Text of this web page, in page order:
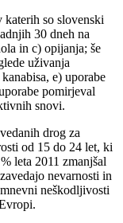
katerih so slovenski
30 dneh na
in c) opijanja; še
uživanja
e) uporabe
pomirjeval
snovi.
drog za
od 15 do 24 let, ki
leta 2011 zmanjšal
nevarnosti in
neškodljivosti